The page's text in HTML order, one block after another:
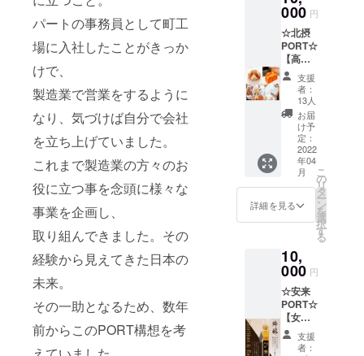
パートの事務員として町工
場に入社したことがきっか
けで、
製造業で営業をするように
なり、気づけば自分で会社
を立ち上げていました。
これまで製造業の方々のお
役に立つ事を念頭に様々な
事業を企画し、
取り組んできました。その
経験から見えてきた日本の
未来。
その一助となるため、数年
前からこのPORT構想を考
より支
援くだ
さった
皆様へ
お礼の
メッ
セージ
を お送
りさせ
ていた
だきま
す。 ※
表示価
格は税
込みで
す。 支
から。 ♦︎
お気持
ちに応
乗せ支
援も可
能で
す。 ご
支援の
000 円
☆北摂
PORT☆
【高級
ホテル
ご用達
の！？
スペ
シャル
パン
セッ
ト】 名
だたる
高級ホ
テルで
提供さ
や、高
級スー
パーで
販売さ
れてい
るパン
を 今回
特別に
支援
者：
13人
お届
け予
定：
2022
年04
月
詳細を見る
こ
の
リ
タ
ー
ン
を
選
択
す
る
10,
000 円
☆安来
PORT☆
【女将
のオス
スメ！
支援
者：